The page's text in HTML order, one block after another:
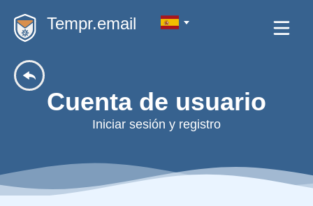
Tempr.email
Cuenta de usuario
Iniciar sesión y registro